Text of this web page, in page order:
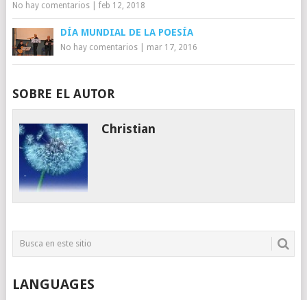
No hay comentarios| feb 12, 2018
DÍA MUNDIAL DE LA POESÍA
No hay comentarios| mar 17, 2016
SOBRE EL AUTOR
Christian
LANGUAGES